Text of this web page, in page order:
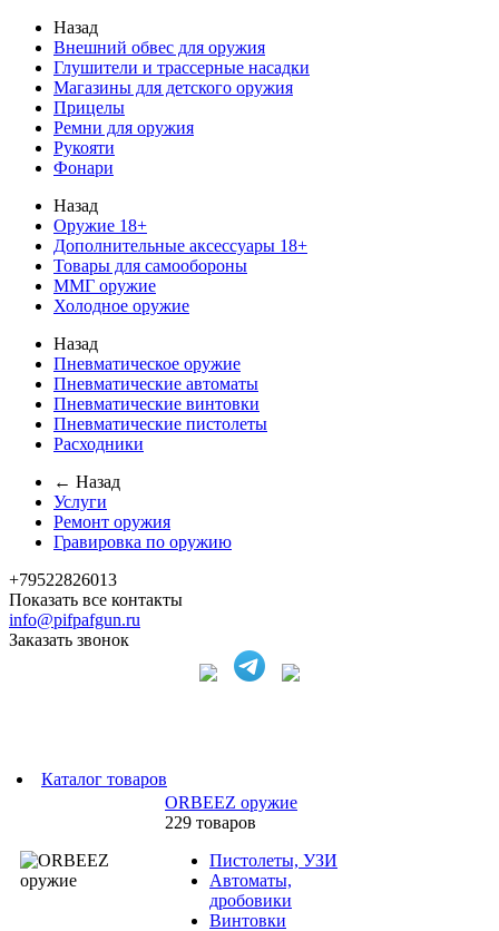
Назад
Внешний обвес для оружия
Глушители и трассерные насадки
Магазины для детского оружия
Прицелы
Ремни для оружия
Рукояти
Фонари
Назад
Оружие 18+
Дополнительные аксессуары 18+
Товары для самообороны
ММГ оружие
Холодное оружие
Назад
Пневматическое оружие
Пневматические автоматы
Пневматические винтовки
Пневматические пистолеты
Расходники
← Назад
Услуги
Ремонт оружия
Гравировка по оружию
+79522826013
Показать все контакты
info@pifpafgun.ru
Заказать звонок
Каталог товаров
ORBEEZ оружие
229 товаров
Пистолеты, УЗИ
Автоматы,
дробовики
Винтовки